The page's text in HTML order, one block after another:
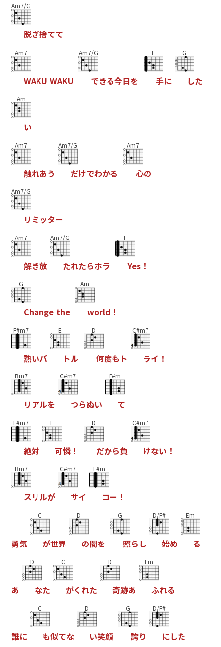
Am7/G
脱ぎ捨てて
Am7
WAKU WAKU
Am7/G
できる今日を
F
手に
G
した
Am
い
Am7
触れあう
Am7/G
だけでわかる
Am7
心の
Am7/G
リ ミッター
Am7
解き放
Am7/G
たれたらホラ
F
Yes！
G
Change the
Am
world ！
F#m7
熱いバ
E
トル
D
何度も ト
C#m7
ライ ！
Bm7
リ アルを
C#m7
つらぬい
F#m
て
F#m7
絶対
E
可憐！
D
だから負
C#m7
けない ！
Bm7
スリルが
C#m7
サイ
F#m
コー ！
勇気
C
が世界
D
の闇を
G
照ら し
D/F#
始め
Em
る
あ
D
なた
C
がく れた
D
奇跡あ
Em
ふれる
誰に
C
も似てな
D
い笑顔
G
誇り
D/F#
にした